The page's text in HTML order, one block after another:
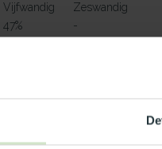
Vijfwandig
Zeswandig
47%
-